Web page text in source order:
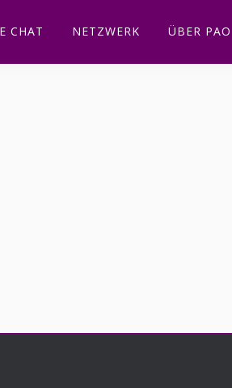
CHAT NETZWERK ÜBER PAO